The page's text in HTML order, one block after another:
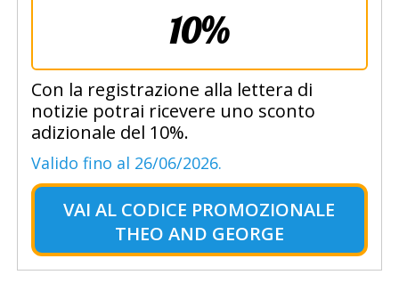
10%
Con la registrazione alla lettera di
notizie potrai ricevere uno sconto
adizionale del 10%.
Valido fino al 26/06/2026.
VAI AL CODICE PROMOZIONALE
THEO AND GEORGE